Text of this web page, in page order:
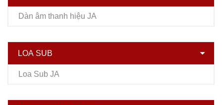
Dàn âm thanh hiệu JA
LOA SUB
Loa Sub JA